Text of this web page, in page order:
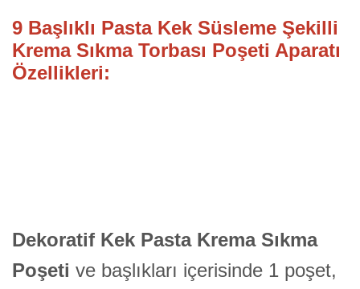
9 Başlıklı Pasta Kek Süsleme Şekilli
Krema Sıkma Torbası Poşeti Aparatı
Özellikleri:
Dekoratif Kek Pasta Krema Sıkma
Poşeti ve başlıkları içerisinde 1 poşet,